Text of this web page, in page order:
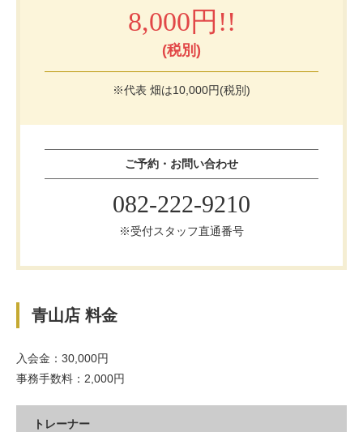
8,000円!!
(税別)
※代表 畑は10,000円(税別)
ご予約・お問い合わせ
082-222-9210
※受付スタッフ直通番号
青山店 料金
入会金：30,000円
事務手数料：2,000円